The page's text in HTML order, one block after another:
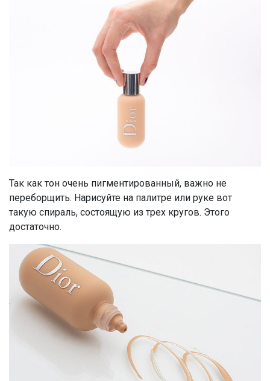
Так как тон очень пигментированный, важно не
переборщить. Нарисуйте на палитре или руке вот
такую спираль, состоящую из трех кругов. Этого
достаточно.